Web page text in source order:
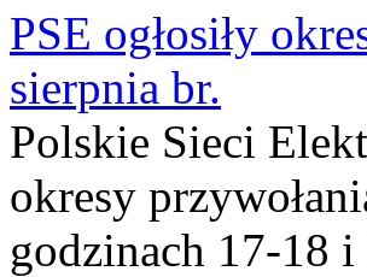
PSE ogłosiły
sierpnia br.
Polskie Sieci
okresy
godzinach 17-18 i